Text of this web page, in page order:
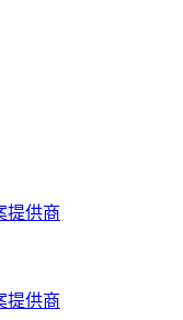
提供商
提供商